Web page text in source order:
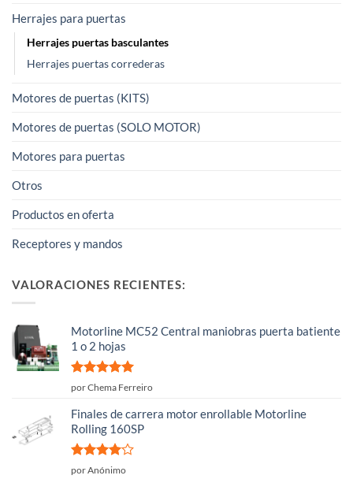
Herrajes para puertas
Herrajes puertas basculantes
Herrajes puertas correderas
Motores de puertas (KITS)
Motores de puertas (SOLO MOTOR)
Motores para puertas
Otros
Productos en oferta
Receptores y mandos
VALORACIONES RECIENTES:
Motorline MC52 Central maniobras puerta batiente
1 o 2 hojas
Valorado
por Chema Ferreiro
Finales de carrera motor enrollable Motorline
Rolling 160SP
Valorado
por Anónimo